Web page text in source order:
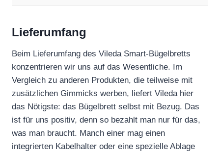
Lieferumfang
Beim Lieferumfang des Vileda Smart-Bügelbretts
konzentrieren wir uns auf das Wesentliche. Im
Vergleich zu anderen Produkten, die teilweise mit
zusätzlichen Gimmicks werben, liefert Vileda hier
das Nötigste: das Bügelbrett selbst mit Bezug. Das
ist für uns positiv, denn so bezahlt man nur für das,
was man braucht. Manch einer mag einen
integrierten Kabelhalter oder eine spezielle Ablage